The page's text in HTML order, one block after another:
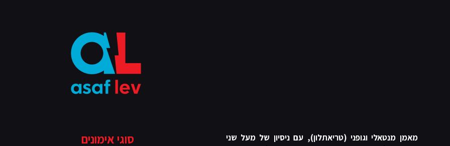
מאמן מנטאלי וגופני (טריאתלון), עם ניסיון של מעל שני
סוגי אימונים